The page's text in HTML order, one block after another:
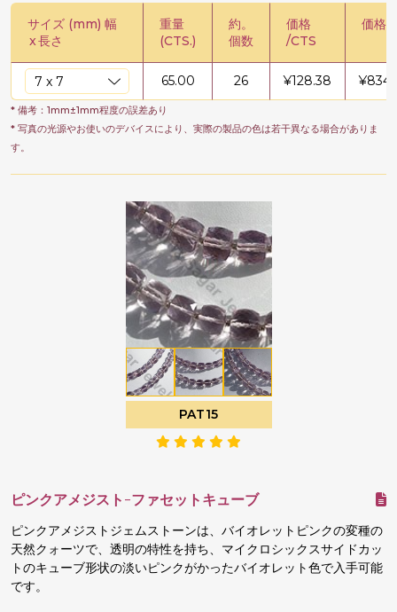
サイズ (mm) 幅
x長さ
重量
(CTS.)
約。
個数
価格
/CTS
価格 /
65.00 26 ¥128.38 ¥
* 備考：1mm±1mm程度の誤差あり
* 写真の光源やお使いのデバイスにより、実際の製品の色は若干異なる場合がありま
す。
PAT15
ピンクアメジスト-ファセットキューブ
ピンクアメジストジェムストーンは、バイオレットピンクの変種の
天然クォーツで、透明の特性を持ち、マイクロシックスサイドカッ
トのキューブ形状の淡いピンクがかったバイオレット色で入手可能
です。